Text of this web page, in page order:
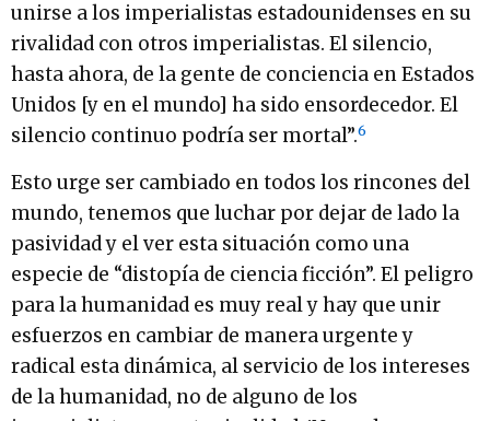
unirse a los imperialistas estadounidenses en su
rivalidad con otros imperialistas. El silencio,
hasta ahora, de la gente de conciencia en Estados
Unidos [y en el mundo] ha sido ensordecedor. El
silencio continuo podría ser mortal”.6
Esto urge ser cambiado en todos los rincones del
mundo, tenemos que luchar por dejar de lado la
pasividad y el ver esta situación como una
especie de “distopía de ciencia ficción”. El peligro
para la humanidad es muy real y hay que unir
esfuerzos en cambiar de manera urgente y
radical esta dinámica, al servicio de los intereses
de la humanidad, no de alguno de los